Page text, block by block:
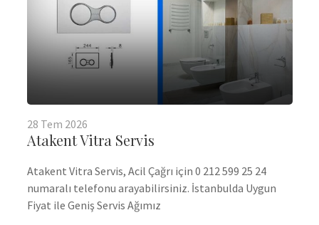
28 Tem 2026
Atakent Vitra Servis
Atakent Vitra Servis, Acil Çağrı için 0 212 599 25 24
numaralı telefonu arayabilirsiniz. İstanbulda Uygun
Fiyat ile Geniş Servis Ağımız